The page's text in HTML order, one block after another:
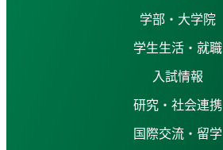
学部・大学院
学生生活・就職
入試情報
研究・社会連携
国際交流・留学